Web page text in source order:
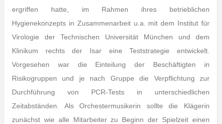
ergriffen hatte, im Rahmen ihres betrieblichen
Hygienekonzepts in Zusammenarbeit u.a. mit dem Institut für
Virologie der Technischen Universität München und dem
Klinikum rechts der Isar eine Teststrategie entwickelt.
Vorgesehen war die Einteilung der Beschäftigten in
Risikogruppen und je nach Gruppe die Verpflichtung zur
Durchführung von PCR-Tests in unterschiedlichen
Zeitabständen. Als Orchestermusikerin sollte die Klägerin
zunächst wie alle Mitarbeiter zu Beginn der Spielzeit einen